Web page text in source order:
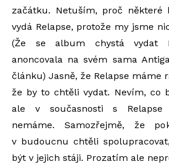
začátku. Netuším, proč některé
vydá Relapse, protože my jsme
(Že se album chystá vydat
anoncovala na svém sama
článku) Jasně, že Relapse máme
že by to chtěli vydat. Nevím, co
ale v současnosti s Relapse
nemáme. Samozřejmě, že
v budoucnu chtěli
být v jejich stáji. Prozatím ale